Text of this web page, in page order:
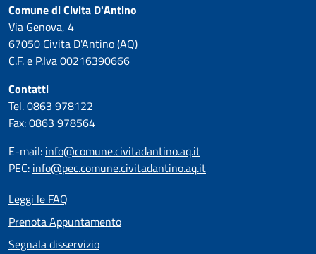
Comune di Civita D'Antino
Via Genova, 4
67050 Civita D'Antino (AQ)
C.F. e P.Iva 00216390666
Contatti
Tel.0863 978122
Fax:0863 978564
E-mail: info@comune.civitadantino.aq.it
PEC: info@pec.comune.civitadantino.aq.it
Leggi le FAQ
Prenota Appuntamento
Segnala disservizio